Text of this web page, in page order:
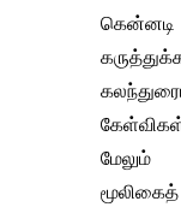
மேலும்